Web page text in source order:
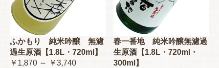
ふかもり 純米吟醸 無濾
過生原酒【1.8L・720ml】
￥1,870 ～ ￥3,740
春一番地 純米吟醸無濾過
生原酒【1.8L・720ml・
300ml】